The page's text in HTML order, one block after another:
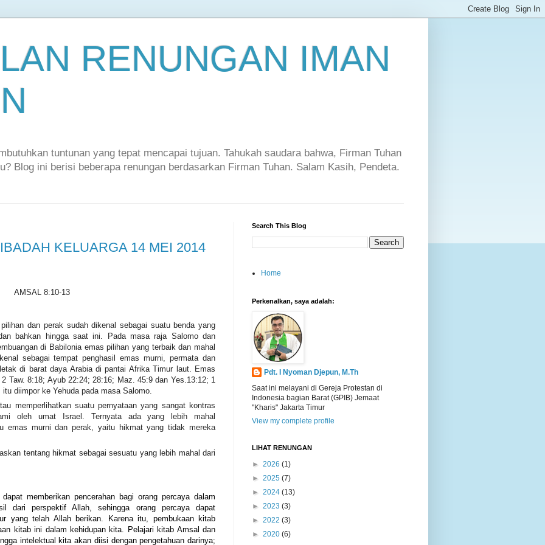
RENUNGAN IMAN
tuntunan yang tepat mencapai tujuan. Tahukah saudara bahwa, Firman Tuhan
Blog ini berisi beberapa renungan berdasarkan Firman Tuhan. Salam Kasih, Pendeta.
KELUARGA 14 MEI 2014
AMSAL 8:10-13
dan perak sudah dikenal sebagai suatu benda yang
bahkan hingga saat ini. Pada masa raja Salomo dan
di Babilonia emas pilihan yang terbaik dan mahal
sebagai tempat penghasil emas murni, permata dan
di barat daya Arabia di pantai Afrika Timur laut. Emas
Taw. 8:18; Ayub 22:24; 28:16; Maz. 45:9 dan Yes.13:12; 1
diimpor ke Yehuda pada masa Salomo.
memperlihatkan suatu pernyataan yang sangat kontras
oleh umat Israel. Ternyata ada yang lebih mahal
emas murni dan perak, yaitu hikmatyang tidak mereka
tentang hikmat sebagai sesuatu yang lebih mahal dari
memberikan pencerahan bagi orang percaya dalam
dari perspektif Allah, sehingga orang percaya dapat
yang telah Allah berikan. Karena itu, pembukaan kitab
kitab ini dalam kehidupan kita. Pelajari kitab Amsal dan
intelektual kita akan diisi dengan pengetahuan darinya;
Search This Blog
Home
Perkenalkan, saya adalah:
Pdt. I Nyoman Djepun, M.Th
Saat ini melayani di Gereja Protestan di
Indonesia bagian Barat (GPIB) Jemaat
"Kharis" Jakarta Timur
View my complete profile
LIHAT RENUNGAN
► 2026 (1)
► 2025 (7)
► 2024 (13)
► 2023 (3)
► 2022 (3)
► 2020 (6)